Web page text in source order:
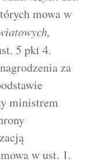
mowa w
5 pkt 4.
za
ministrem
w ust. 1.